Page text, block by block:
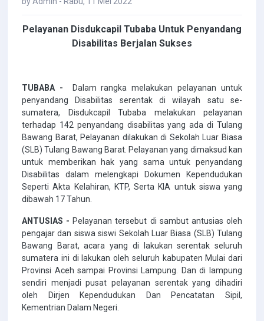
Pelayanan Disdukcapil Tubaba Untuk Penyandang
Disabilitas Berjalan Sukses
TUBABA -
Dalam rangka melakukan pelayanan untuk
penyandang Disabilitas serentak di wilayah satu se-
sumatera, Disdukcapil Tubaba melakukan pelayanan
terhadap 142 penyandang disabilitas yang ada di Tulang
Bawang Barat, Pelayanan dilakukan di Sekolah Luar Biasa
(SLB) Tulang Bawang Barat. Pelayanan yang dimaksud kan
untuk memberikan hak yang sama untuk penyandang
Disabilitas dalam melengkapi Dokumen Kependudukan
Seperti Akta Kelahiran, KTP, Serta KIA untuk siswa yang
dibawah 17 Tahun.
ANTUSIAS - Pelayanan tersebut di sambut antusias oleh
pengajar dan siswa siswi Sekolah Luar Biasa (SLB) Tulang
Bawang Barat, acara yang di lakukan serentak seluruh
sumatera ini di lakukan oleh seluruh kabupaten Mulai dari
Provinsi Aceh sampai Provinsi Lampung. Dan di lampung
sendiri menjadi pusat pelayanan serentak yang dihadiri
oleh Dirjen Kependudukan Dan Pencatatan Sipil,
Kementrian Dalam Negeri.